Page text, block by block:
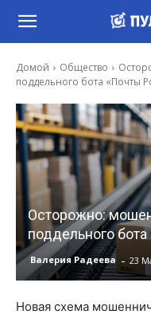
Домой Общество
поддельного бота «Почты
Осторожно:
поддельного
Валерия Радеева - 23
Новая схема